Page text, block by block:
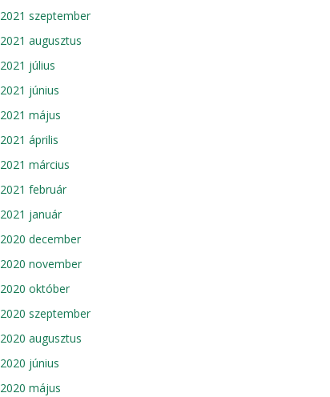
2021 szeptember
2021 augusztus
2021 július
2021 június
2021 május
2021 április
2021 március
2021 február
2021 január
2020 december
2020 november
2020 október
2020 szeptember
2020 augusztus
2020 június
2020 május